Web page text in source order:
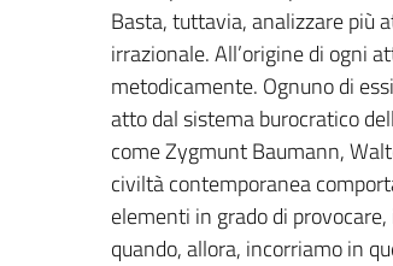
Basta, tuttavia, analizzare più
irrazionale. All’origine di ogni
metodicamente. Ognuno di
atto dal sistema burocratico
come Zygmunt Baumann,
civiltà contemporanea
elementi in grado di
quando, allora, incorriamo in